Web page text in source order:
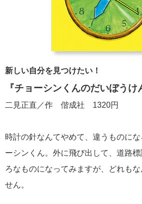
新しい自分を見つけたい！
『チョーシンくんのだいぼうけ
二見正直／作 偕成社 1320円
時計の針なんてやめて、違うものに
ーシンくん。外に飛び出して、道路
ろなものになってみますが、どれも
せん。